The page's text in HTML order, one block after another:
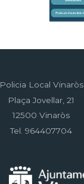
Policia Local Vinaròs
Plaça Jovellar, 21
12500 Vinaròs
Tel. 964407704